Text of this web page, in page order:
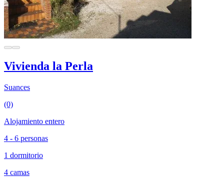
Vivienda la Perla
Suances
(0)
Alojamiento entero
4 - 6 personas
1 dormitorio
4 camas